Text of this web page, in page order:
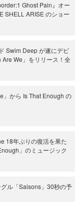
Ghost Pain』オー
SHELL ARISE のショー
Swim Deep が遂にデビ
We」をリリース！全
」から Is That Enough の
18年ぶりの復活を果た
」のミュージック
ル「Saisons」30秒の予